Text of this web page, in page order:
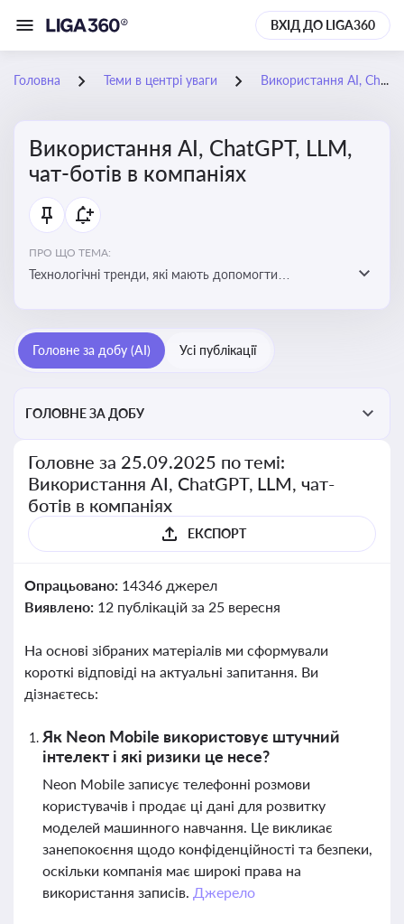
ВХІД ДО LIGA360
Головна Теми в центрі уваги Використання AI, ChatGPT, LLM, чат-ботів в компаніях
Використання AI, ChatGPT, LLM,
чат-ботів в компаніях
ПРО ЩО ТЕМА:
Технологічні тренди, які мають допомогти
ефективність і знизити витрати компаній
Головне за добу (AI) Усі публікації
ГОЛОВНЕ ЗА ДОБУ
Головне за 25.09.2025 по темі:
Використання AI, ChatGPT, LLM, чат-
ботів в компаніях
ЕКСПОРТ
Опрацьовано: 14346 джерел
Виявлено: 12 публікацій за 25 вересня
На основі зібраних матеріалів ми сформували
короткі відповіді на актуальні запитання. Ви
дізнаєтесь:
Як Neon Mobile використовує штучний
інтелект і які ризики це несе?
Neon Mobile записує телефонні розмови
користувачів і продає ці дані для розвитку
моделей машинного навчання. Це викликає
занепокоєння щодо конфіденційності та безпеки,
оскільки компанія має широкі права на
використання записів. Джерело